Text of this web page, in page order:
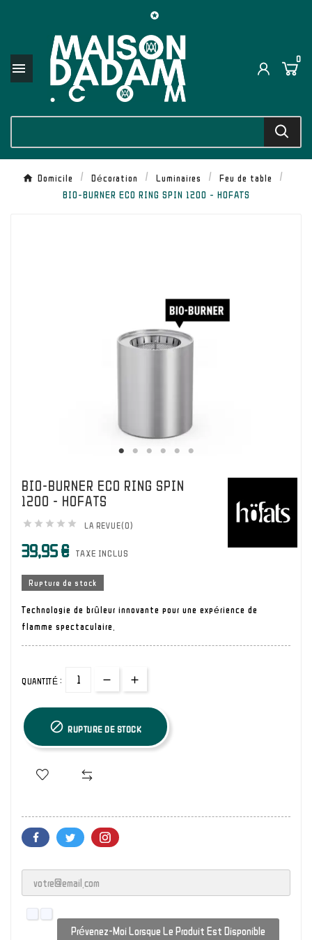


0
Domicile Décoration Luminaires
Feu de table
BIO-BURNER ECO RING SPIN 1200 - HOFATS
BIO-BURNER ECO RING SPIN
1200 - HOFATS
     LA REVUE(0)
39,95 € TAXE INCLUS
Rupture de stock
Technologie de brûleur innovante pour une expérience de
flamme spectaculaire.
QUANTITÉ :
 RUPTURE DE STOCK
Prévenez-Moi Lorsque Le Produit Est Disponible